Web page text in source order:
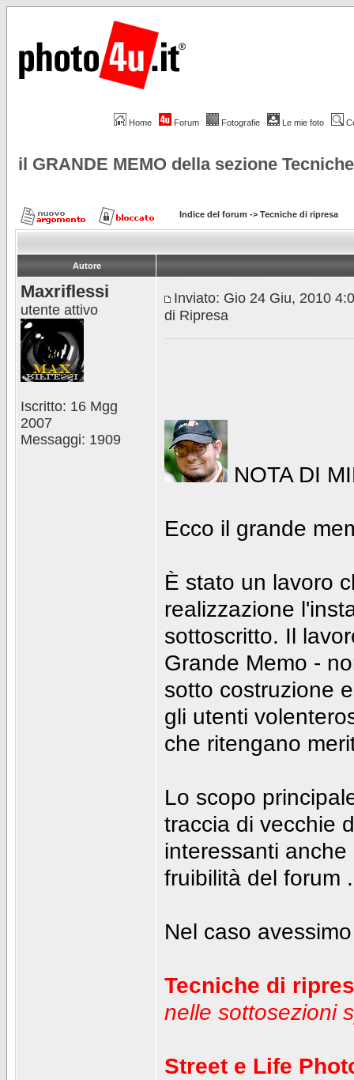
Home Forum Fotografie Le mie foto
il GRANDE MEMO della sezione
Indice del forum -> Tecniche di ripresa
Autore
Maxriflessi
utente attivo
Iscritto: 16 Mgg
2007
Messaggi: 1909
Inviato: Gio 24 Giu, 2010
di Ripresa
NOTA DI
Ecco il grande
È stato un lavoro
realizzazione
sottoscritto. Il
Grande Memo -
sotto costruzione
gli utenti
che ritengano
Lo scopo
traccia di vecchie
interessanti
fruibilità del forum .
Nel caso
Tecniche di
nelle sottosezioni
Street e Life